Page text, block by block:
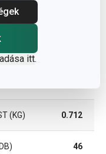
itt.
(KG) 0.712
46